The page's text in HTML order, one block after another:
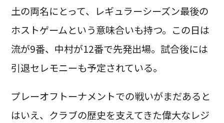
土の両名にとって、レギュラーシーズン最後の
ホストゲームという意味合いも持つ。この日は
流が9番、中村が12番で先発出場。試合後には
引退セレモニーも予定されている。
プレーオフトーナメントでの戦いがまだあると
はいえ、クラブの歴史を支えてきた偉大なレジ